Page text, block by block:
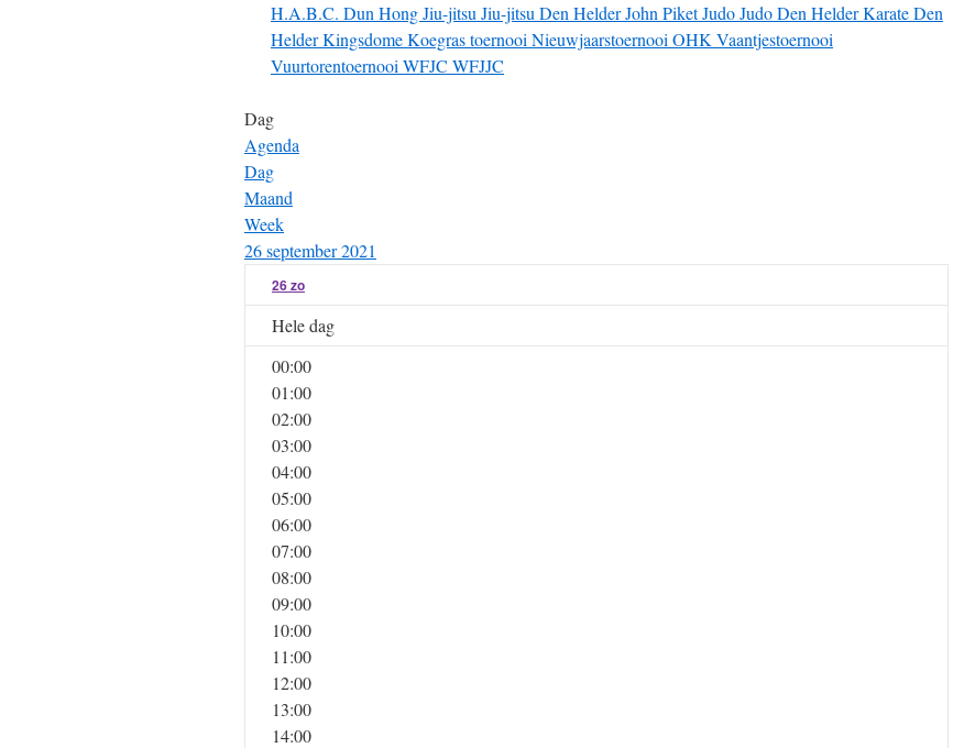
H.A.B.C. Dun HongJiu-jitsu Jiu-jitsu Den HelderJohn PiketJudoJudo Den HelderKarate Den
HelderKingsdomeKoegras toernooi Nieuwjaarstoernooi OHK Vaantjestoernooi
Vuurtorentoernooi WFJC WFJJC
Dag
Agenda
Dag
Maand
Week
26 september 2021
26zo
Hele dag
00:00
01:00
02:00
03:00
04:00
05:00
06:00
07:00
08:00
09:00
10:00
11:00
12:00
13:00
14:00